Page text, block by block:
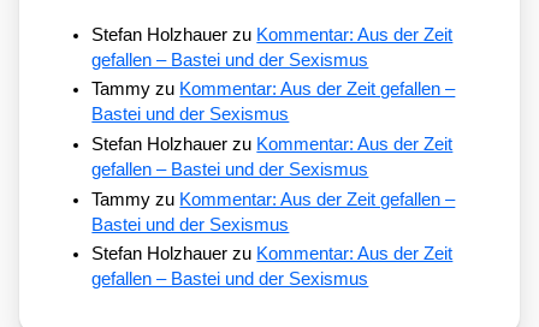
Stefan Holzhauer zu Kommentar: Aus der Zeit
gefallen – Bastei und der Sexismus
Tammy zu Kommentar: Aus der Zeit gefallen –
Bastei und der Sexismus
Stefan Holzhauer zu Kommentar: Aus der Zeit
gefallen – Bastei und der Sexismus
Tammy zu Kommentar: Aus der Zeit gefallen –
Bastei und der Sexismus
Stefan Holzhauer zu Kommentar: Aus der Zeit
gefallen – Bastei und der Sexismus